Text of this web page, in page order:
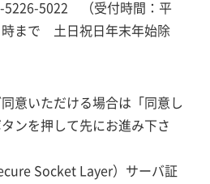
5226-5022 （受付時間：平
まで 土日祝日年末年始除
意いただける場合は「同意し
ンを押して先にお進み下さ
Socket Layer）サーバ証